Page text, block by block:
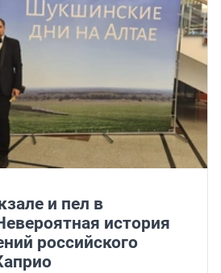
и пел в
история
российского